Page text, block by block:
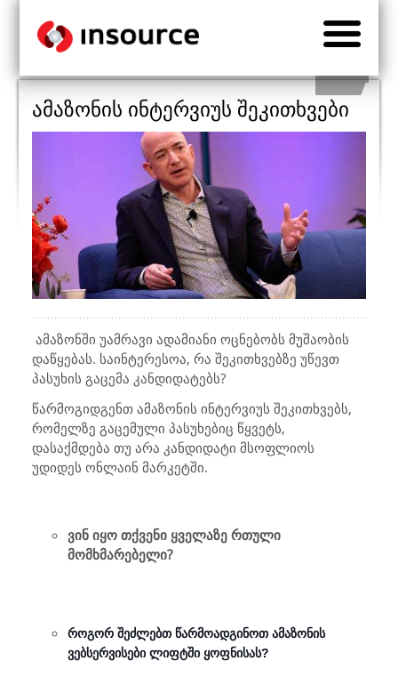
ამაზონის ინტერვიუს შეკითხვები
ამაზონში უამრავი ადამიანი ოცნებობს მუშაობის
დაწყებას. საინტერესოა, რა შეკითხვებზე უწევთ
პასუხის გაცემა კანდიდატებს?
წარმოგიდგენთ ამაზონის ინტერვიუს შეკითხვებს,
რომელზე გაცემული პასუხებიც წყვეტს,
დასაქმდება თუ არა კანდიდატი მსოფლიოს
უდიდეს ონლაინ მარკეტში.
ვინ იყო თქვენი ყველაზე რთული
მომხმარებელი?
როგორ შეძლებთ წარმოადგინოთ ამაზონის
ვებსერვისები ლიფტში ყოფნისას?